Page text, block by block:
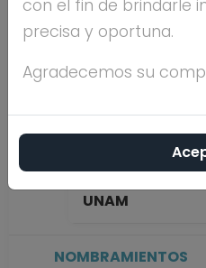
estudios
Antigüedad
UNAM
NOMBRAMIENTOS
con el fin de brindarle
precisa y oportuna.
Agradecemos su